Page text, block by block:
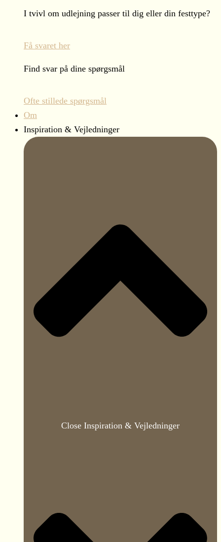
I tvivl om udlejning passer til dig eller din festtype?
Få svaret her
Find svar på dine spørgsmål
Ofte stillede spørgsmål
Om
Inspiration & Vejledninger
Close Inspiration & Vejledninger